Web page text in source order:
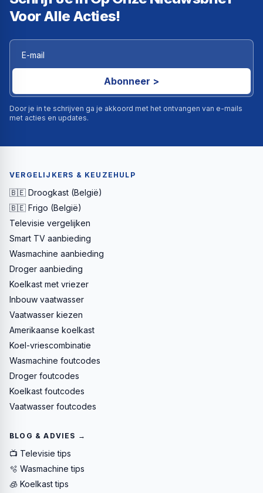
Voor Alle Acties!
Abonneer >
Door je in te schrijven ga je akkoord met het ontvangen van e-mails
met acties en updates.
VERGELIJKERS & KEUZEHULP
🇧🇪 Droogkast (België)
🇧🇪 Frigo (België)
Televisie vergelijken
Smart TV aanbieding
Wasmachine aanbieding
Droger aanbieding
Koelkast met vriezer
Inbouw vaatwasser
Vaatwasser kiezen
Amerikaanse koelkast
Koel-vriescombinatie
Wasmachine foutcodes
Droger foutcodes
Koelkast foutcodes
Vaatwasser foutcodes
BLOG & ADVIES →
📺 Televisie tips
🫧 Wasmachine tips
🧊 Koelkast tips